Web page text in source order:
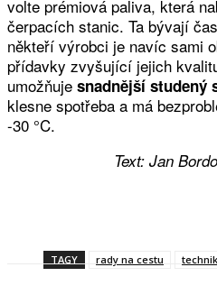
volte prémiová paliva, která
čerpacích stanic. Ta bývají
někteří výrobci je navíc sami
přídavky zvyšující jejich
umožňuje snadnější studený
klesne spotřeba a má
-30 °C.
Text: Jan
TAGY rady na cestu